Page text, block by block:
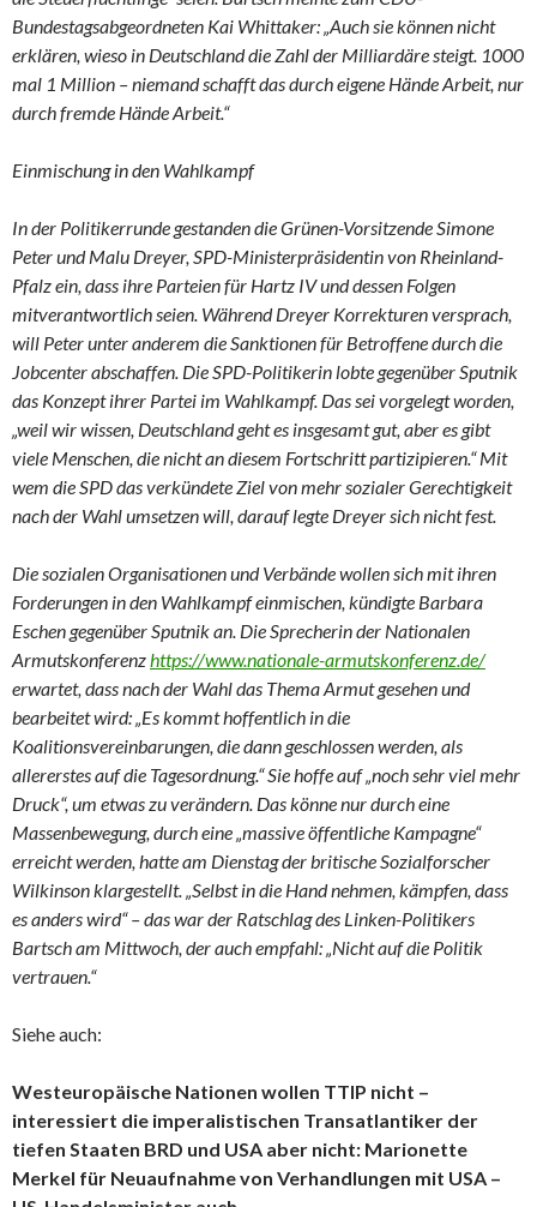
Bundestagsabgeordneten Kai Whittaker: „Auch sie können nicht
erklären, wieso in Deutschland die Zahl der Milliardäre steigt. 1000
mal 1 Million – niemand schafft das durch eigene Hände Arbeit, nur
durch fremde Hände Arbeit.“
Einmischung in den Wahlkampf
In der Politikerrunde gestanden die Grünen-Vorsitzende Simone
Peter und Malu Dreyer, SPD-Ministerpräsidentin von Rheinland-
Pfalz ein, dass ihre Parteien für Hartz IV und dessen Folgen
mitverantwortlich seien. Während Dreyer Korrekturen versprach,
will Peter unter anderem die Sanktionen für Betroffene durch die
Jobcenter abschaffen. Die SPD-Politikerin lobte gegenüber Sputnik
das Konzept ihrer Partei im Wahlkampf. Das sei vorgelegt worden,
„weil wir wissen, Deutschland geht es insgesamt gut, aber es gibt
viele Menschen, die nicht an diesem Fortschritt partizipieren.“ Mit
wem die SPD das verkündete Ziel von mehr sozialer Gerechtigkeit
nach der Wahl umsetzen will, darauf legte Dreyer sich nicht fest.
Die sozialen Organisationen und Verbände wollen sich mit ihren
Forderungen in den Wahlkampf einmischen, kündigte Barbara
Eschen gegenüber Sputnik an. Die Sprecherin der Nationalen
Armutskonferenzhttps://www.nationale-armutskonferenz.de/
erwartet, dass nach der Wahl das Thema Armut gesehen und
bearbeitet wird: „Es kommt hoffentlich in die
Koalitionsvereinbarungen, die dann geschlossen werden, als
allererstes auf die Tagesordnung.“ Sie hoffe auf „noch sehr viel mehr
Druck“, um etwas zu verändern. Das könne nur durch eine
Massenbewegung, durch eine „massive öffentliche Kampagne“
erreicht werden, hatte am Dienstag der britische Sozialforscher
Wilkinson klargestellt. „Selbst in die Hand nehmen, kämpfen, dass
es anders wird“ – das war der Ratschlag des Linken-Politikers
Bartsch am Mittwoch, der auch empfahl: „Nicht auf die Politik
vertrauen.“
Siehe auch:
Westeuropäische Nationen wollen TTIP nicht –
interessiert die imperalistischen Transatlantiker der
tiefen Staaten BRD und USA aber nicht: Marionette
Merkel für Neuaufnahme von Verhandlungen mit USA –